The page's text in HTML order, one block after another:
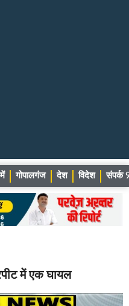
गोपालगंज देश विदेश संपर्क
में एक घायल